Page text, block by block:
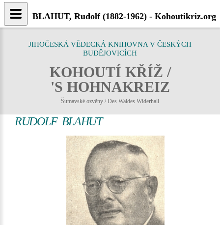
JIHOČESKÁ VĚDECKÁ KNIHOVNA V ČESKÝCH
BUDĚJOVICÍCH
KOHOUTÍ KŘÍŽ /
'S HOHNAKREIZ
Šumavské ozvěny / Des Waldes Widerhall
RUDOLF BLAHUT
BLAHUT, Rudolf (1882-1962) - Kohoutikriz.org